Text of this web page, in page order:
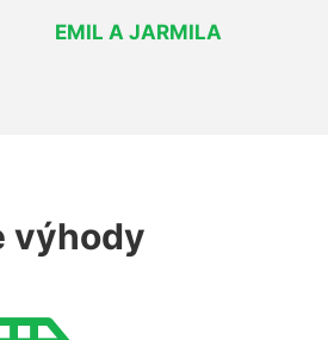
EMIL A JARMILA
výhody